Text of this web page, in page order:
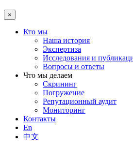
×
Кто мы
Наша история
Экспертиза
Исследования и
Вопросы и ответы
Что мы делаем
Скрининг
Погружение
Репутационный аудит
Мониторинг
Контакты
En
中文